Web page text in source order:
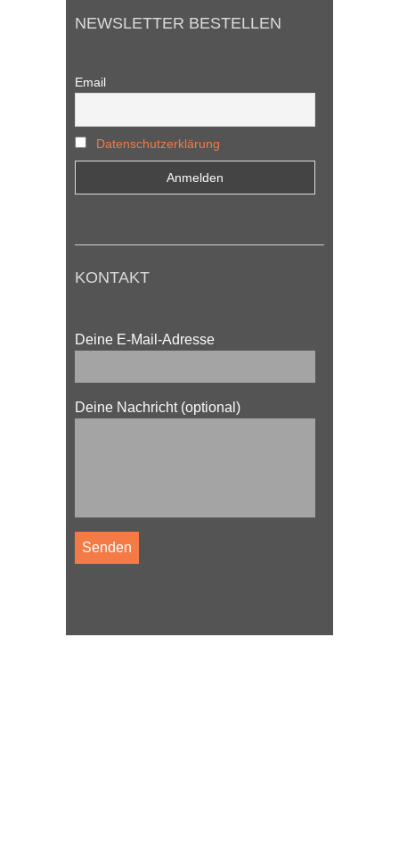
NEWSLETTER BESTELLEN
Email
Datenschutzerklärung
KONTAKT
Deine E-Mail-Adresse
Deine Nachricht (optional)